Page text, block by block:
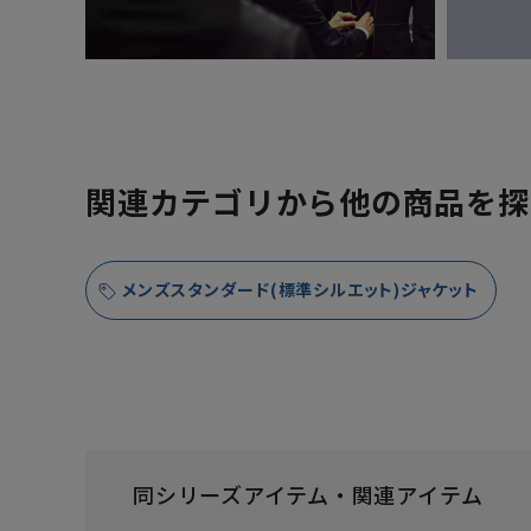
関連カテゴリから他の商品を
メンズスタンダード(標準シルエット)ジャケット
同シリーズアイテム・関連アイテム